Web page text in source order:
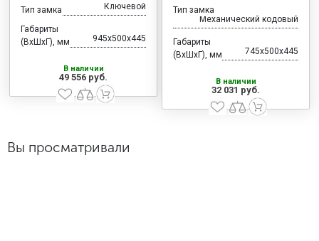
Тип замка Ключевой
Габариты
(ВхШхГ), мм
945x500x445
В наличии
49 556 руб.
Тип замка
Механический кодовый
Габариты
(ВхШхГ), мм
745x500x445
В наличии
32 031 руб.
Вы просматривали